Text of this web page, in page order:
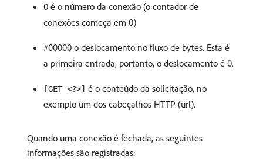
0 é o número da conexão (o contador de
conexões começa em 0)
#00000 o deslocamento no fluxo de bytes. Esta é
a primeira entrada, portanto, o deslocamento é 0.
[GET <?>] é o conteúdo da solicitação, no
exemplo um dos cabeçalhos HTTP (url).
Quando uma conexão é fechada, as seguintes
informações são registradas: